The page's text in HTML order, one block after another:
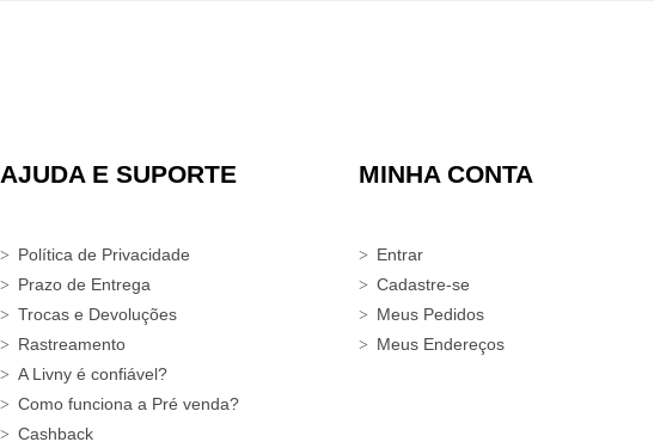
AJUDA E SUPORTE
Política de Privacidade
Prazo de Entrega
Trocas e Devoluções
Rastreamento
A Livny é confiável?
Como funciona a Pré venda?
Cashback
MINHA CONTA
Entrar
Cadastre-se
Meus Pedidos
Meus Endereços